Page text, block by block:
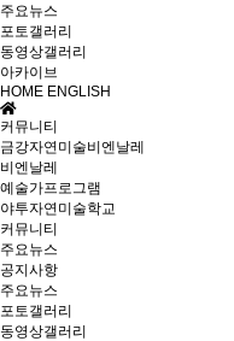
주요뉴스
포토갤러리
동영상갤러리
아카이브
HOME ENGLISH
커뮤니티
금강자연미술비엔날레
비엔날레
예술가프로그램
야투자연미술학교
커뮤니티
주요뉴스
공지사항
주요뉴스
포토갤러리
동영상갤러리